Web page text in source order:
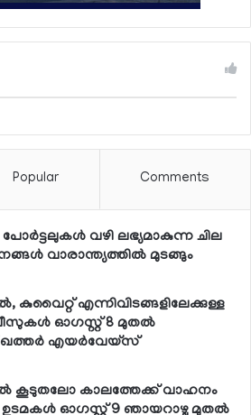
Popular Comments
വഴി ലഭ്യമാകുന്ന ചില
വാരാന്ത്യത്തില്‍ മുടങ്ങും
എന്നിവിടങ്ങളിലേക്കുള്ള
ഓഗസ്റ്റ് 8 മുതല്‍
ഖത്തര്‍ എയര്‍വേയ്സ്
കൂടുതലോ കാലത്തേക്ക് വാഹനം
ഓഗസ്റ്റ് 9 ഞായറാഴ്ച മുതല്‍